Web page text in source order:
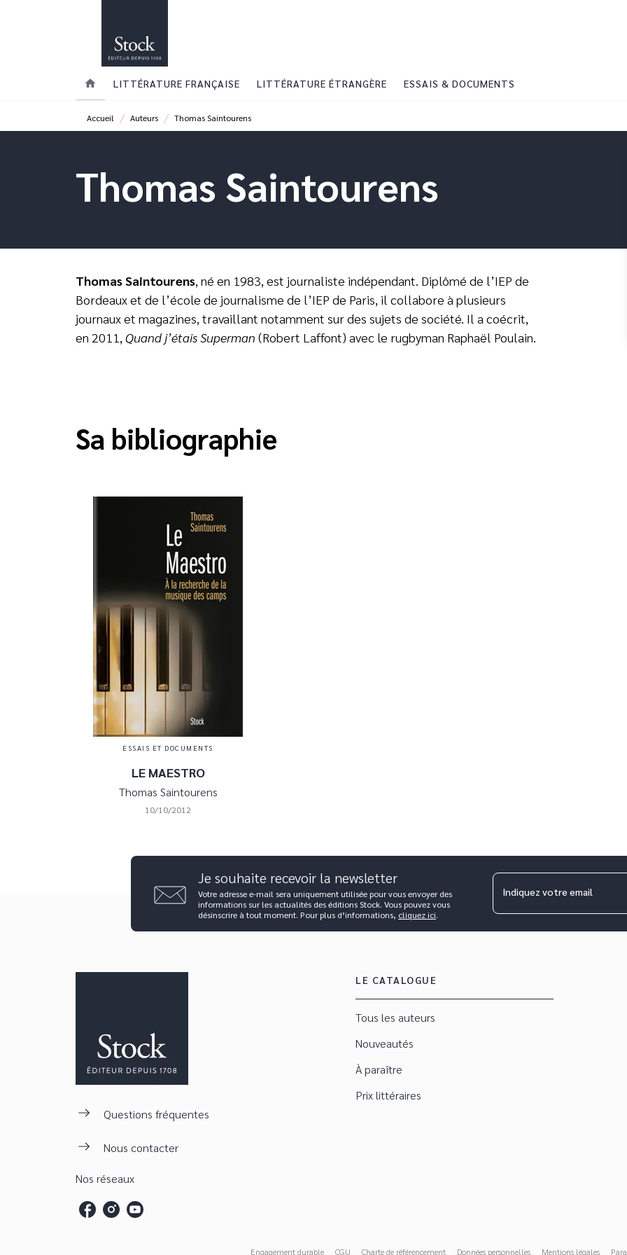
home LITTÉRATURE FRANÇAISE LITTÉRATURE ÉTRANGÈRE ESSAIS & DOCUMENTS
Accueil / Auteurs / Thomas Saintourens
Thomas Saintourens
Thomas Saintourens, né en 1983, est journaliste indépendant. Diplômé de l’IEP de
Bordeaux et de l’école de journalisme de l’IEP de Paris, il collabore à plusieurs
journaux et magazines, travaillant notamment sur des sujets de société. Il a coécrit,
en 2011, Quand j’étais Superman (Robert Laffont) avec le rugbyman Raphaël Poulain.
Sa bibliographie
ESSAIS ET DOCUMENTS
LE MAESTRO
Thomas Saintourens
10/10/2012
Je souhaite recevoir la newsletter
Votre adresse e-mail sera uniquement utilisée pour vous envoyer des
informations sur les actualités des éditions Stock. Vous pouvez vous
désinscrire à tout moment. Pour plus d’informations, cliquez ici.
Indiquez votre email
Questions fréquentes
Nous contacter
Nos réseaux
LE CATALOGUE
Tous les auteurs
Nouveautés
À paraître
Prix littéraires
Engagement durable CGU Charte de référencement Données personnelles Mentions légales